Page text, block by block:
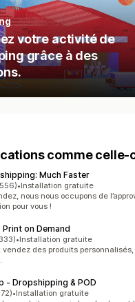
votre activité de
grâce à des
comme celle-
Much Faster
sur 5
au total
•Installation gratuite
nous nous occupons de
pour vous !
on Demand
sur 5
au total
•Installation gratuite
vendez des produits
‑ Dropshipping & POD
sur 5
au total
•Installation gratuite